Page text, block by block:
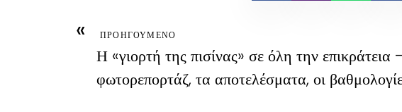
« ΠΡΟΗΓΟΥΜΕΝΟ
Η «γιορτή της πισίνας» σε όλη την
φωτορεπορτάζ, τα αποτελέσματα, οι